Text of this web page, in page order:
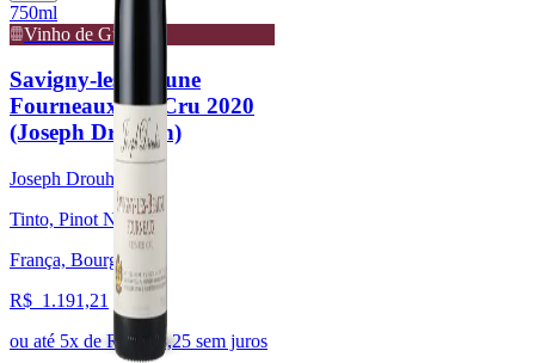
750ml
Vinho de Guarda
Savigny-les-Beaune
Fourneaux 1er Cru 2020
(Joseph Drouhin)
Joseph Drouhin
Tinto, Pinot Noir
França, Bourgogne
R$ 1.191,21
ou até 5x de R$ 238,25 sem juros